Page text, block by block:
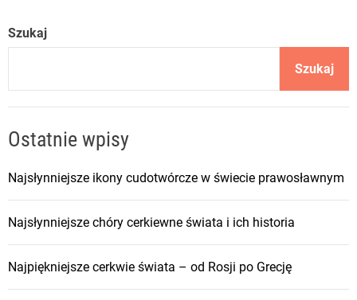
Szukaj
Szukaj
Ostatnie wpisy
Najsłynniejsze ikony cudotwórcze w świecie prawosławnym
Najsłynniejsze chóry cerkiewne świata i ich historia
Najpiękniejsze cerkwie świata – od Rosji po Grecję